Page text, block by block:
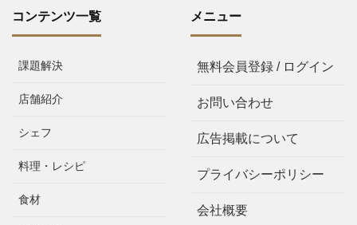
コンテンツ一覧
課題解決
店舗紹介
シェフ
料理・レシピ
食材
メニュー
無料会員登録 / ログイン
お問い合わせ
広告掲載について
プライバシーポリシー
会社概要